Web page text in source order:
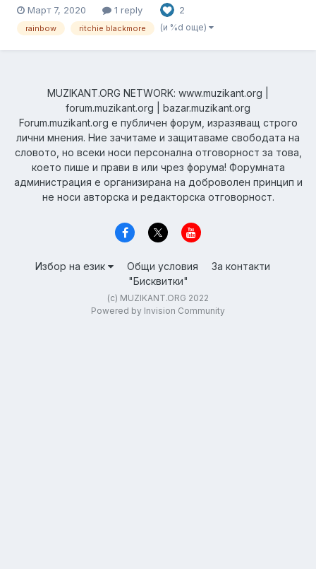
Март 7, 2020
1 reply 2
rainbow ritchie blackmore (и %d още)
MUZIKANT.ORG NETWORK: www.muzikant.org |
forum.muzikant.org | bazar.muzikant.org
Forum.muzikant.org е публичен форум, изразяващ строго
лични мнения. Ние зачитаме и защитаваме свободата на
словото, но всеки носи персонална отговорност за това,
което пише и прави в или чрез форума! Форумната
администрация е организирана на доброволен принцип и
не носи авторска и редакторска отговорност.
Избор на език Общи условия
За контакти
"Бисквитки"
(c) MUZIKANT.ORG 2022
Powered by Invision Community